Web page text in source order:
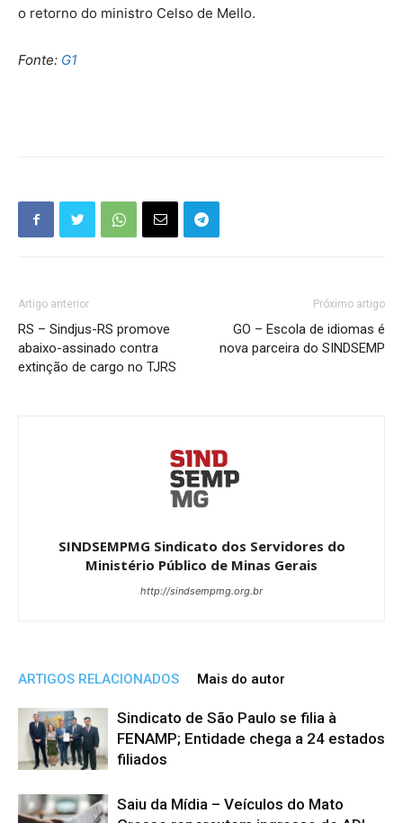
o retorno do ministro Celso de Mello.
Fonte: G1
Artigo anterior
RS – Sindjus-RS promove
abaixo-assinado contra
extinção de cargo no TJRS
Próximo artigo
GO – Escola de idiomas é
nova parceira do SINDSEMP
SINDSEMPMG Sindicato dos Servidores do
Ministério Público de Minas Gerais
http://sindsempmg.org.br
ARTIGOS RELACIONADOS Mais do autor
Sindicato de São Paulo se filia à
FENAMP; Entidade chega a 24 estados
filiados
Saiu da Mídia – Veículos do Mato